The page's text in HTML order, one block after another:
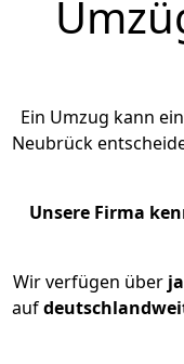
Ein Umzug kann
Neubrück
Unsere Firma
Wir verfügen über
auf